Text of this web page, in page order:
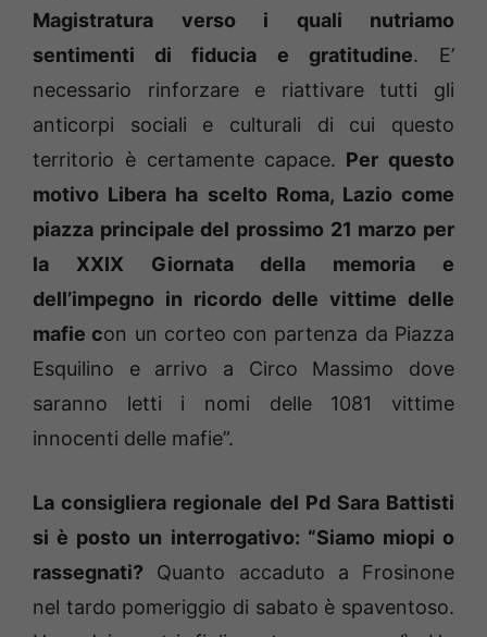
Magistratura verso i quali nutriamo
sentimenti di fiducia e gratitudine. E’
necessario rinforzare e riattivare tutti gli
anticorpi sociali e culturali di cui questo
territorio è certamente capace. Per questo
motivo Libera ha scelto Roma, Lazio come
piazza principale del prossimo 21 marzo per
la XXIX Giornata della memoria e
dell’impegno in ricordo delle vittime delle
mafie con un corteo con partenza da Piazza
Esquilino e arrivo a Circo Massimo dove
saranno letti i nomi delle 1081 vittime
innocenti delle mafie”.
La consigliera regionale del Pd Sara Battisti
si è posto un interrogativo: “Siamo miopi o
rassegnati? Quanto accaduto a Frosinone
nel tardo pomeriggio di sabato è spaventoso.